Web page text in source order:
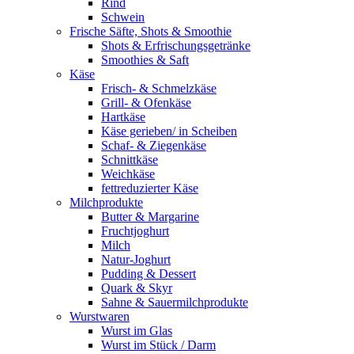
Rind
Schwein
Frische Säfte, Shots & Smoothie
Shots & Erfrischungsgetränke
Smoothies & Saft
Käse
Frisch- & Schmelzkäse
Grill- & Ofenkäse
Hartkäse
Käse gerieben/ in Scheiben
Schaf- & Ziegenkäse
Schnittkäse
Weichkäse
fettreduzierter Käse
Milchprodukte
Butter & Margarine
Fruchtjoghurt
Milch
Natur-Joghurt
Pudding & Dessert
Quark & Skyr
Sahne & Sauermilchprodukte
Wurstwaren
Wurst im Glas
Wurst im Stück / Darm